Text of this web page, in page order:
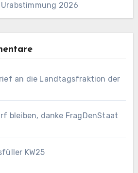
2026
an die Landtagsfraktion der
bleiben, danke FragDenStaat
KW25